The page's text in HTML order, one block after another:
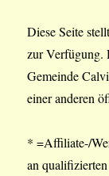
Diese Seite
zur Verfügung.
Gemeinde
einer anderen
* =Affiliate-/
an